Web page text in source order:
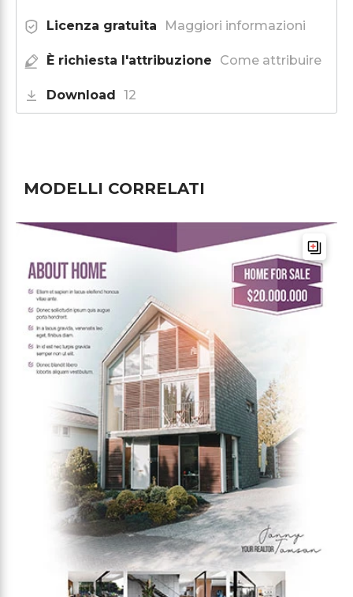
Licenza gratuita Maggiori informazioni
È richiesta l'attribuzione Come attribuire
Download 12
MODELLI CORRELATI